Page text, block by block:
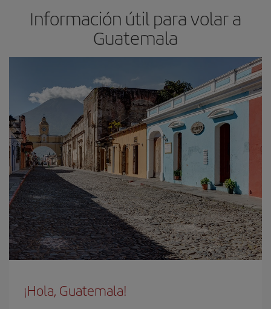
Información útil para volar a
Guatemala
¡Hola, Guatemala!